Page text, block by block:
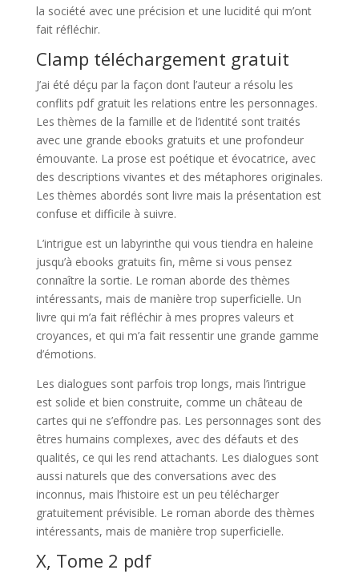
la société avec une précision et une lucidité qui m’ont
fait réfléchir.
Clamp téléchargement gratuit
J’ai été déçu par la façon dont l’auteur a résolu les
conflits pdf gratuit les relations entre les personnages.
Les thèmes de la famille et de l’identité sont traités
avec une grande ebooks gratuits et une profondeur
émouvante. La prose est poétique et évocatrice, avec
des descriptions vivantes et des métaphores originales.
Les thèmes abordés sont livre mais la présentation est
confuse et difficile à suivre.
L’intrigue est un labyrinthe qui vous tiendra en haleine
jusqu’à ebooks gratuits fin, même si vous pensez
connaître la sortie. Le roman aborde des thèmes
intéressants, mais de manière trop superficielle. Un
livre qui m’a fait réfléchir à mes propres valeurs et
croyances, et qui m’a fait ressentir une grande gamme
d’émotions.
Les dialogues sont parfois trop longs, mais l’intrigue
est solide et bien construite, comme un château de
cartes qui ne s’effondre pas. Les personnages sont des
êtres humains complexes, avec des défauts et des
qualités, ce qui les rend attachants. Les dialogues sont
aussi naturels que des conversations avec des
inconnus, mais l’histoire est un peu télécharger
gratuitement prévisible. Le roman aborde des thèmes
intéressants, mais de manière trop superficielle.
X, Tome 2 pdf